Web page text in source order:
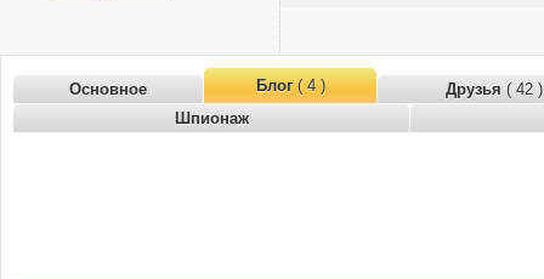
Основное Блог( 4 ) Друзья ( 42 )
Шпионаж